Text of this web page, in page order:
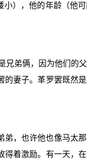
），他的年龄（他
弟俩，因为他们的
的妻子。革罗罢既然
，也许他也像马太
着激励。有一天，